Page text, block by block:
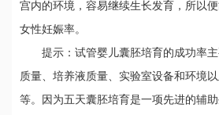
宫内的环境，容易继续生长发育，所以
女性妊娠率。
提示：试管婴儿囊胚培育的成功率主
质量、培养液质量、实验室设备和环境
等。因为五天囊胚培育是一项先进的辅